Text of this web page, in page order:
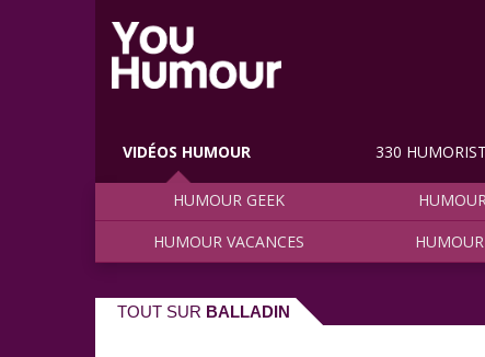
VIDÉOS HUMOUR
HUMOUR GEEK
HUMOUR VACANCES
330
TOUT SUR BALLADIN